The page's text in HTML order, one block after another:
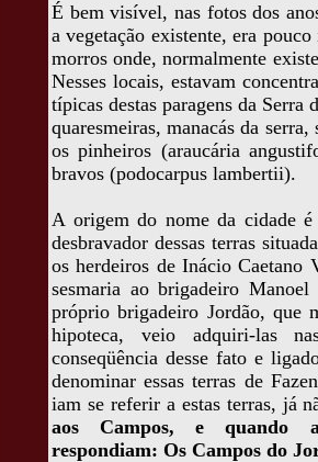
É bem visível, nas fotos dos
a vegetação existente, era
morros onde, normalmente
Nesses locais, estavam
típicas destas paragens da
quaresmeiras, manacás da
os pinheiros (araucária
bravos (podocarpus lambertii).
A origem do nome da cidade
desbravador dessas terras
os herdeiros de Inácio Caetano
sesmaria ao brigadeiro
próprio brigadeiro Jordão, que
hipoteca, veio adquiri-las
conseqüência desse fato e
denominar essas terras de
iam se referir a estas terras, já
aos Campos, e quando
respondiam: Os Campos do